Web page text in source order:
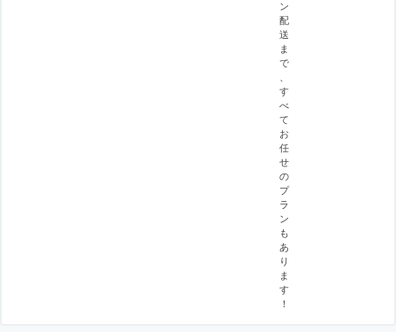
ン
配
送
ま
で
す
べ
て
お
任
せ
の
プ
ラ
ン
も
あ
り
ま
す
！